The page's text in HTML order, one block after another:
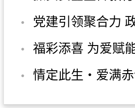
党建引领聚合力
民政局机关党支
福彩添喜 为爱赋
“520”主题活动
情定此生・爱满